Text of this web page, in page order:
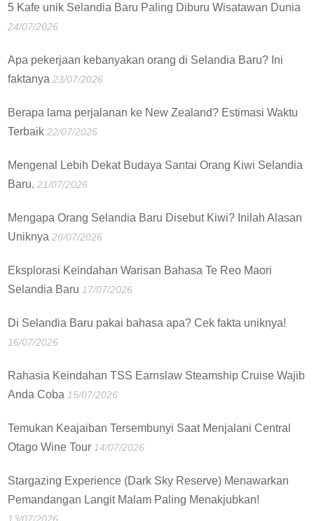
5 Kafe unik Selandia Baru Paling Diburu Wisatawan Dunia
24/07/2026
Apa pekerjaan kebanyakan orang di Selandia Baru? Ini
faktanya 23/07/2026
Berapa lama perjalanan ke New Zealand? Estimasi Waktu
Terbaik 22/07/2026
Mengenal Lebih Dekat Budaya Santai Orang Kiwi Selandia
Baru. 21/07/2026
Mengapa Orang Selandia Baru Disebut Kiwi? Inilah Alasan
Uniknya 20/07/2026
Eksplorasi Keindahan Warisan Bahasa Te Reo Maori
Selandia Baru 17/07/2026
Di Selandia Baru pakai bahasa apa? Cek fakta uniknya!
16/07/2026
Rahasia Keindahan TSS Earnslaw Steamship Cruise Wajib
Anda Coba 15/07/2026
Temukan Keajaiban Tersembunyi Saat Menjalani Central
Otago Wine Tour 14/07/2026
Stargazing Experience (Dark Sky Reserve) Menawarkan
Pemandangan Langit Malam Paling Menakjubkan!
13/07/2026